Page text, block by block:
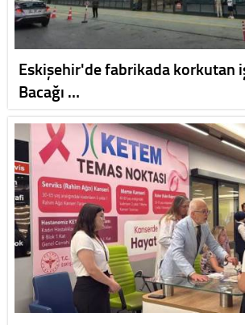
Eskişehir'de fabrikada korkutan
Bacağı …